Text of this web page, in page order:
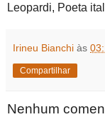
Leopardi, Poeta
Irineu Bianchi às
Compartilhar
Nenhum